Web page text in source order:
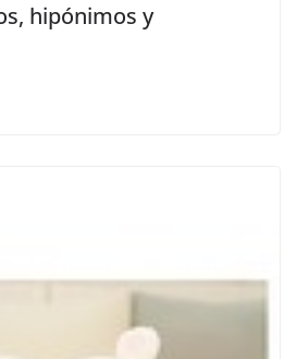
hipónimos y